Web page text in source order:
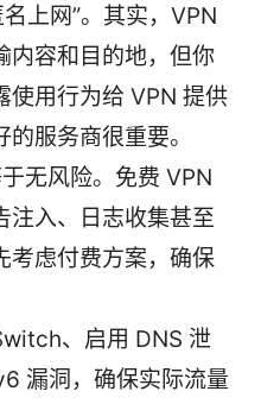
上网”。其实，VPN
内容和目的地，但你
使用行为给 VPN 提供
服务商很重要。
无风险。免费 VPN
注入、日志收集甚至
考虑付费方案，确保
、启用 DNS 泄
漏洞，确保实际流量